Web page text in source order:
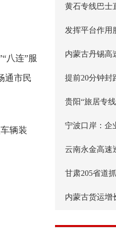
八连”服
通市民
辆装
黄石专线巴士
发挥平台作用
提前20分钟封
贵阳“旅居专
宁波口岸：企
云南永金高速
内蒙古货运增